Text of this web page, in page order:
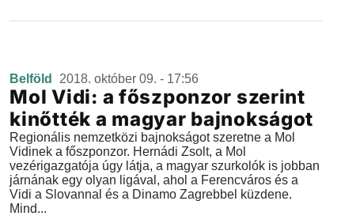
Belföld 2018. október 09. - 17:56
Mol Vidi: a főszponzor szerint
kinőtték a magyar bajnokságot
Regionális nemzetközi bajnokságot szeretne a Mol
Vidinek a főszponzor. Hernádi Zsolt, a Mol
vezérigazgatója úgy látja, a magyar szurkolók is jobban
járnának egy olyan ligával, ahol a Ferencváros és a
Vidi a Slovannal és a Dinamo Zagrebbel küzdene.
Mind...